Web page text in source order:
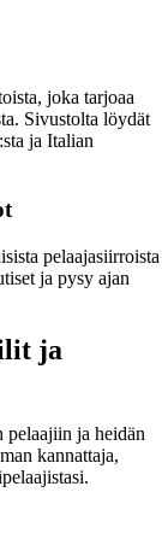
joka tarjoaa
Sivustolta löydät
ja Italian
pelaajasiirroista
ja pysy ajan
ja
ja heidän
kannattaja,